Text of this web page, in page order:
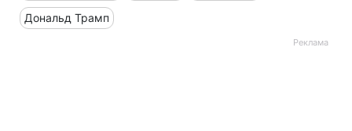
Дональд Трамп